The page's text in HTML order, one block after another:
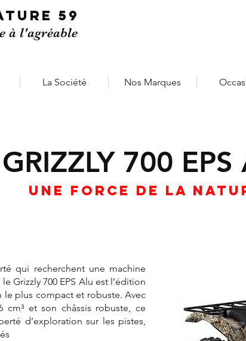
59
à l'agréable
La Société Nos Marques
GRIZZLY 700 EPS
Une force de la
qui recherchent une machine
Grizzly 700 EPS Alu est l’édition
plus compact et robuste. Avec
cm³ et son châssis robuste, ce
d’exploration sur les pistes,